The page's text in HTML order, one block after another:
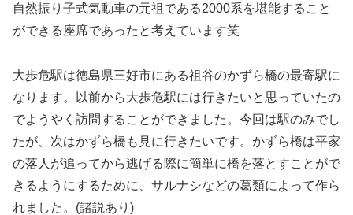
自然振り子式気動車の元祖である2000系を堪能すること
ができる座席であったと考えています笑
大歩危駅は徳島県三好市にある祖谷のかずら橋の最寄駅に
なります。以前から大歩危駅には行きたいと思っていたの
でようやく訪問することができました。今回は駅のみでし
たが、次はかずら橋も見に行きたいです。かずら橋は平家
の落人が追ってから逃げる際に簡単に橋を落とすことがで
きるようにするために、サルナシなどの葛類によって作ら
れました。(諸説あり)